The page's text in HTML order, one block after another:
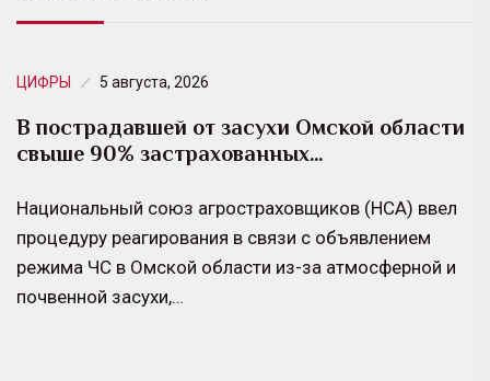
ЦИФРЫ 5 августа, 2026
В пострадавшей от засухи Омской области
свыше 90% застрахованных…
Национальный союз агростраховщиков (НСА) ввел
процедуру реагирования в связи с объявлением
режима ЧС в Омской области из-за атмосферной и
почвенной засухи,…